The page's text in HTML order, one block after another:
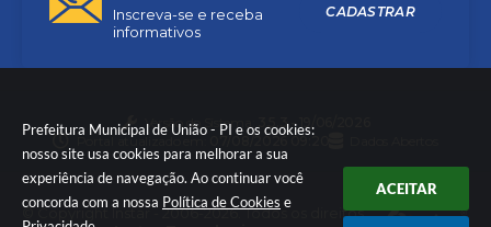
Prefeitura Municipal de União - PI e os cookies:
nosso site usa cookies para melhorar a sua
experiência de navegação. Ao continuar você
concorda com a nossa Política de Cookies e
ACEITAR
Inscreva-se e receba
informativos
CADASTRAR
Versão do Sistema:
3.5.3 - 19/06/2026
Portal atualizado em:
© Copyright Instar - 2006-2026. Todos os direitos